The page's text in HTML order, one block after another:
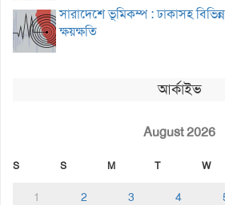
সারাদেশে ভূমিকম্প : ঢাকাসহ
ক্ষয়ক্ষতি
আর্কাইভ
August 2026
S S M T W
1 2 3 4